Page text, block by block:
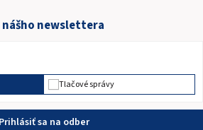
newslettera
Tlačové správy
Prihlásiť sa na odber